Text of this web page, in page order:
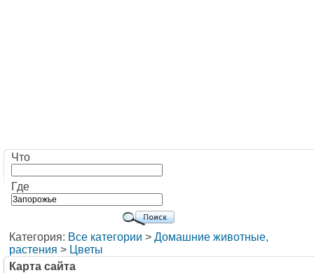
Что
Где
Категория: Все категории > Домашние животные,
растения > Цветы
Карта сайта